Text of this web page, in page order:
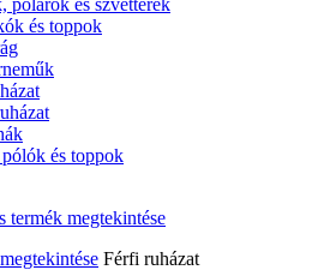
polárok és szvetterek
és toppok
és toppok
Férfi ruházat